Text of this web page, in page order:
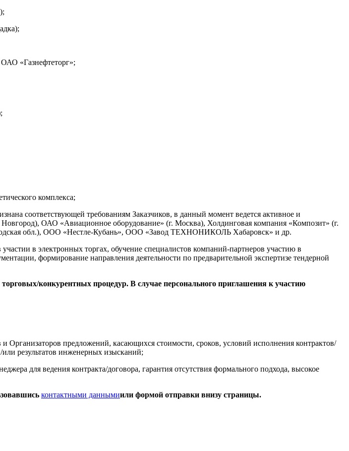
«Газнефтеторг»;
комплекса;
соответствующей требованиям Заказчиков, в данный момент ведется активное и
ОАО «Авиационное оборудование» (г. Москва), Холдинговая компания «Композит» (г.
обл.), ООО «Нестле-Кубань», ООО «Завод ТЕХНОНИКОЛЬ Хабаровск» и др.
в электронных торгах, обучение специалистов компаний-партнеров участию в
формирование направления деятельности по предварительной экспертизе тендерной
конкурентных процедур. В случае персонального приглашения к участию
и Организаторов предложений, касающихся стоимости, сроков, условий исполнения контрактов/
результатов инженерных изысканий;
для ведения контракта/договора, гарантия отсутствия формального подхода, высокое
контактными даннымиили формой отправки внизу страницы.